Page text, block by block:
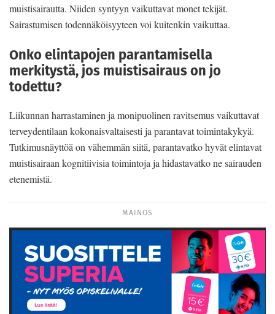
muistisairautta. Niiden syntyyn vaikuttavat monet tekijät.
Sairastumisen todennäköisyyteen voi kuitenkin vaikuttaa.
Onko elintapojen parantamisella
merkitystä, jos muistisairaus on jo
todettu?
Liikunnan harrastaminen ja monipuolinen ravitsemus vaikuttavat
terveydentilaan kokonaisvaltaisesti ja parantavat toimintakykyä.
Tutkimusnäyttöä on vähemmän siitä, parantavatko hyvät elintavat
muistisairaan kognitiivisia toimintoja ja hidastavatko ne sairauden
etenemistä.
MAINOS